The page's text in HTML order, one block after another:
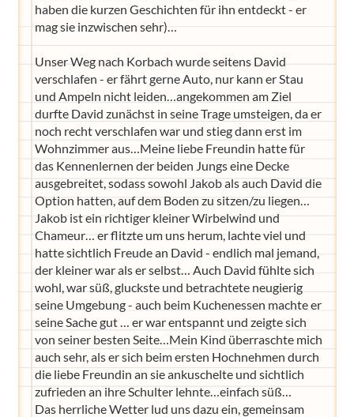
haben die kurzen Geschichten für ihn entdeckt - er
mag sie inzwischen sehr)…
Unser Weg nach Korbach wurde seitens David
verschlafen - er fährt gerne Auto, nur kann er Stau
und Ampeln nicht leiden…angekommen am Ziel
durfte David zunächst in seine Trage umsteigen, da er
noch recht verschlafen war und stieg dann erst im
Wohnzimmer aus…Meine liebe Freundin hatte für
das Kennenlernen der beiden Jungs eine Decke
ausgebreitet, sodass sowohl Jakob als auch David die
Option hatten, auf dem Boden zu sitzen/zu liegen…
Jakob ist ein richtiger kleiner Wirbelwind und
Chameur… er flitzte um uns herum, lachte viel und
hatte sichtlich Freude an David - endlich mal jemand,
der kleiner war als er selbst… Auch David fühlte sich
wohl, war süß, gluckste und betrachtete neugierig
seine Umgebung - auch beim Kuchenessen machte er
seine Sache gut … er war entspannt und zeigte sich
von seiner besten Seite…Mein Kind überraschte mich
auch sehr, als er sich beim ersten Hochnehmen durch
die liebe Freundin an sie ankuschelte und sichtlich
zufrieden an ihre Schulter lehnte…einfach süß…
Das herrliche Wetter lud uns dazu ein, gemeinsam